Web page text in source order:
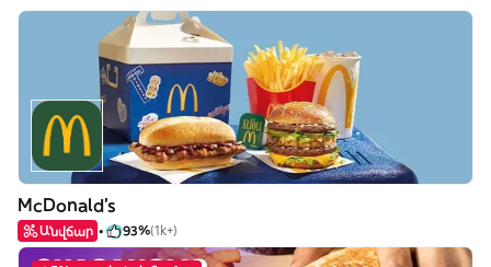
McDonald's
Անվճար 93%(1k+)